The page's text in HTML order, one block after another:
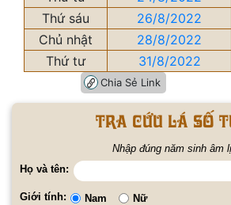
Thứ sáu
26/8/2022
Chủ nhật
28/8/2022
Thứ tư
31/8/2022
Chia Sẻ Link
Tra cứu lá số
Nhập đúng năm sinh âm
Họ và tên:
Giới tính: Nam Nữ